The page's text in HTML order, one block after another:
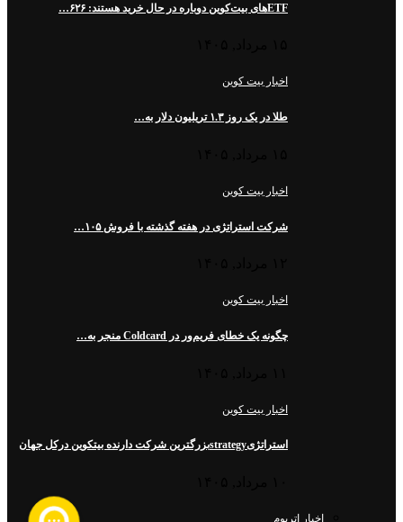
ETFهای بیت‌کوین دوباره در حال خرید هستند: ۶۲۶…
اخبار بیت کوین
طلا در یک روز ۱.۳ تریلیون دلار به…
اخبار بیت کوین
شرکت استراتژی در هفته گذشته با فروش ۱۰۵…
اخبار بیت کوین
چگونه یک خطای فریم‌ور در Coldcard منجر به…
اخبار بیت کوین
استراتژیstrategyبزرگترین شرکت دارنده بیتکوین درکل جهان
اخبار اتریوم